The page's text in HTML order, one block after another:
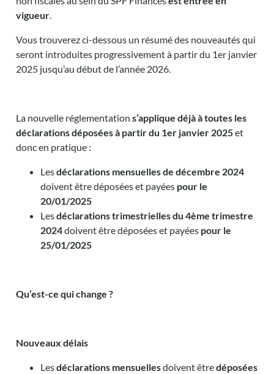
vigueur.
Vous trouverez ci-dessous un résumé des nouveautés qui
seront introduites progressivement à partir du 1er janvier
2025 jusqu’au début de l’année 2026.
La nouvelle réglementations’applique déjà à toutes les
déclarations déposées à partir du 1er janvier 2025et
donc en pratique :
Lesdéclarations mensuelles de décembre 2024
doivent être déposées et payées pour le
20/01/2025
Lesdéclarations trimestrielles du 4ème trimestre
2024doivent être déposées et payées pour le
25/01/2025
Qu’est-ce qui change ?
Nouveaux délais
Lesdéclarations mensuellesdoivent êtredéposées